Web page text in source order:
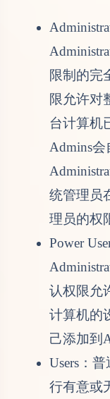
限制的完
限允许对
台计算机
Admins
统管理员
理员的权
Power
认权限允
计算机的
己添加到
Users：
行有意或